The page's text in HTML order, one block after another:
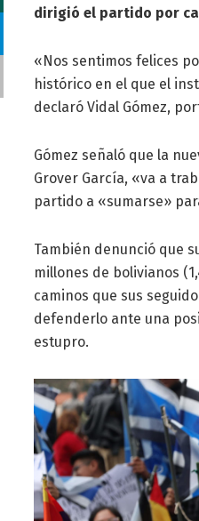
dirigió el partido por
«Nos sentimos felices
histórico en el que el
declaró Vidal Gómez,
Gómez señaló que la
Grover García, «va a
partido a «sumarse»
También denunció que
millones de bolivianos
caminos que sus
defenderlo ante una
estupro.